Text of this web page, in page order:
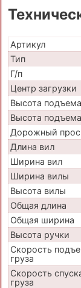
Артикул
Тип
Г/п
Центр загрузки
Высота подъема
Высота
Дорожный
Длина вил
Ширина вил
Ширина вилы
Высота вилы
Общая длина
Общая ширина
Высота ручки
Скорость
груза
Скорость
груза